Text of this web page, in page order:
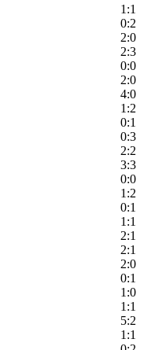
1:1
0:2
2:0
2:3
0:0
2:0
4:0
1:2
0:1
0:3
2:2
3:3
0:0
1:2
0:1
1:1
2:1
2:1
2:0
0:1
1:0
1:1
5:2
1:1